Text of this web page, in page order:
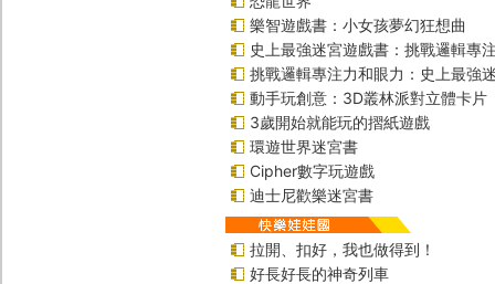
樂智遊戲書：小女孩夢幻狂想曲
史上最強迷宮遊戲書：挑戰邏輯專
挑戰邏輯專注力和眼力：史上最強
動手玩創意：3D叢林派對立體卡片
3歲開始就能玩的摺紙遊戲
環遊世界迷宮書
Cipher數字玩遊戲
迪士尼歡樂迷宮書
拉開、扣好，我也做得到！
好長好長的神奇列車